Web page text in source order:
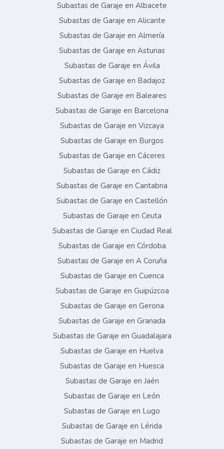
Subastas de Garaje en Albacete
Subastas de Garaje en Alicante
Subastas de Garaje en Almería
Subastas de Garaje en Asturias
Subastas de Garaje en Ávila
Subastas de Garaje en Badajoz
Subastas de Garaje en Baleares
Subastas de Garaje en Barcelona
Subastas de Garaje en Vizcaya
Subastas de Garaje en Burgos
Subastas de Garaje en Cáceres
Subastas de Garaje en Cádiz
Subastas de Garaje en Cantabria
Subastas de Garaje en Castellón
Subastas de Garaje en Ceuta
Subastas de Garaje en Ciudad Real
Subastas de Garaje en Córdoba
Subastas de Garaje en A Coruña
Subastas de Garaje en Cuenca
Subastas de Garaje en Guipúzcoa
Subastas de Garaje en Gerona
Subastas de Garaje en Granada
Subastas de Garaje en Guadalajara
Subastas de Garaje en Huelva
Subastas de Garaje en Huesca
Subastas de Garaje en Jaén
Subastas de Garaje en León
Subastas de Garaje en Lugo
Subastas de Garaje en Lérida
Subastas de Garaje en Madrid